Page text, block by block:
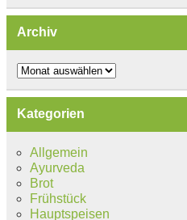
Archiv
Archiv
Kategorien
Allgemein
Ayurveda
Brot
Frühstück
Hauptspeisen